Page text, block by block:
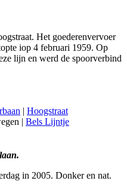
Het goederenvervoer
iop 4 februari 1959. Op
lijn en werd de spoorverbind
| Hoogstraat
| Bels Lijntje
in 2005. Donker en nat.